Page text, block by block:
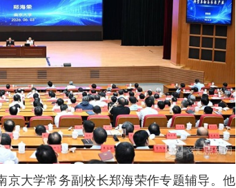
京大学常务副校长郑海荣作专题辅导。他